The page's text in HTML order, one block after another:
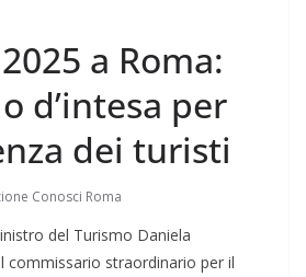
a Roma:
d’intesa per
dei turisti
Conosci Roma
del Turismo Daniela
commissario straordinario per il